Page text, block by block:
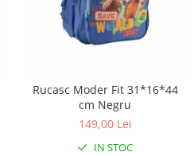
Rucasc Moder Fit 31*16*44
cm Negru
149,00 Lei
IN STOC